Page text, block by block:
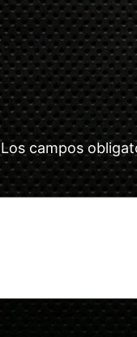
Los campos